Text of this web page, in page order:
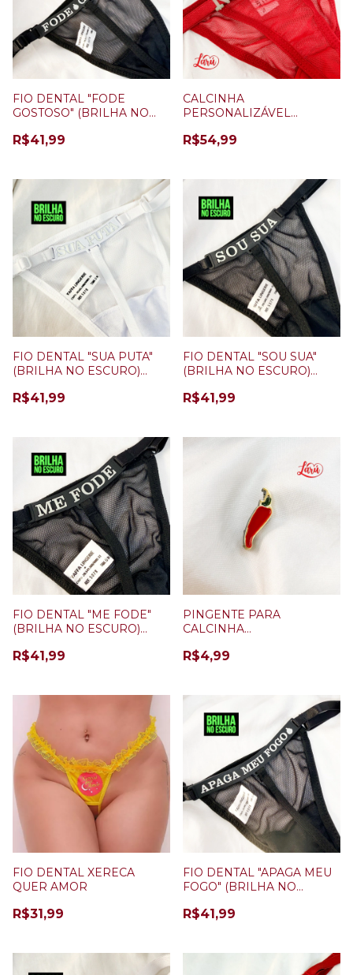
FIO DENTAL "FODE
GOSTOSO" (BRILHA NO
R$41,99
CALCINHA
PERSONALIZÁVEL
(BRILHA NO ESCURO)
R$54,99
FIO DENTAL "SUA PUTA"
(BRILHA NO ESCURO)
R$41,99
FIO DENTAL "SOU SUA"
(BRILHA NO ESCURO)
R$41,99
FIO DENTAL "ME FODE"
(BRILHA NO ESCURO)
R$41,99
PINGENTE PARA
CALCINHA
PIMENTA
R$4,99
FIO DENTAL XERECA
QUER AMOR
R$31,99
FIO DENTAL "APAGA MEU
FOGO" (BRILHA NO
R$41,99